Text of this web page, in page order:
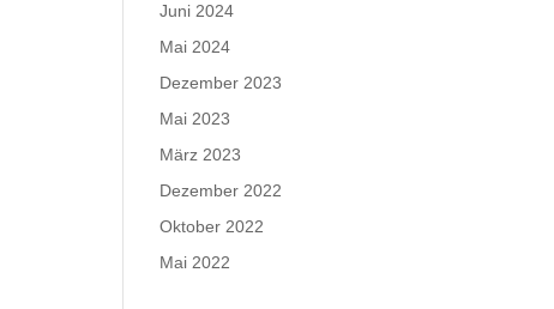
Juni 2024
Mai 2024
Dezember 2023
Mai 2023
März 2023
Dezember 2022
Oktober 2022
Mai 2022